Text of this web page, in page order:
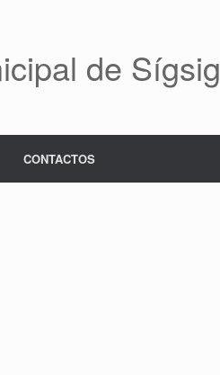
de Sígsig
CONTACTOS